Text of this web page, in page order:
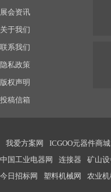
展会资讯
关于我们
联系我们
隐私政策
版权声明
投稿信箱
我爱方案网 ICGOO元器件商城
中国工业电器网
连接器 矿山设
今日招标网
塑料机械网 农业